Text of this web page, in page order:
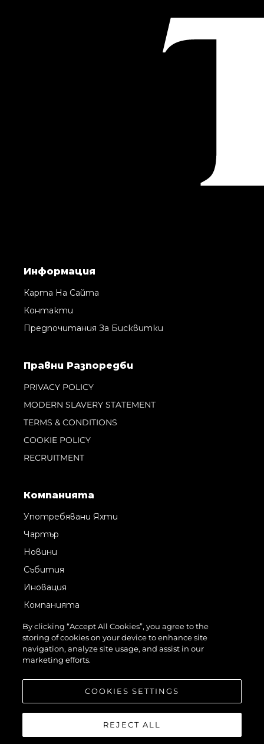
Информация
Карта На Сайта
Контакти
Предпочитания За Бисквитки
Правни Pазпоредби
PRIVACY POLICY
MODERN SLAVERY STATEMENT
TERMS & CONDITIONS
COOKIE POLICY
RECRUITMENT
Компанията
Употребявани Яхти
Чартър
Новини
Събития
Иновация
Компанията
Екипът
Лайфстайл
Наследство
By clicking “Accept All Cookies”, you agree to the
storing of cookies on your device to enhance site
navigation, analyze site usage, and assist in our
marketing efforts.
COOKIES SETTINGS
REJECT ALL